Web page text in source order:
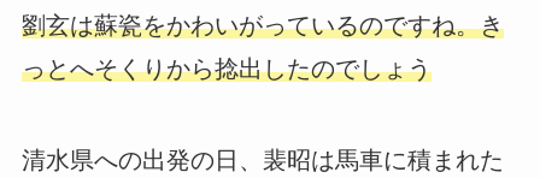
劉玄は蘇瓷をかわいがっているのですね。き
っとへそくりから捻出したのでしょう
清水県への出発の日、裴昭は馬車に積まれた